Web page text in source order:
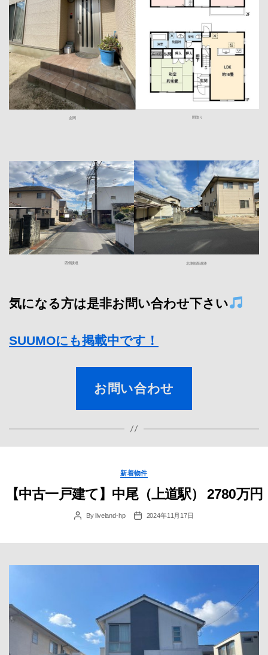
玄関 間取り
西側接道 北側前面道路
気になる方は是非お問い合わせ下さい
SUUMOにも掲載中です！
お問い合わせ
Categories
新着物件
【中古一戸建て】中尾（上道駅） 2780万円
PostByliveland-hp
Post2024年11月17日